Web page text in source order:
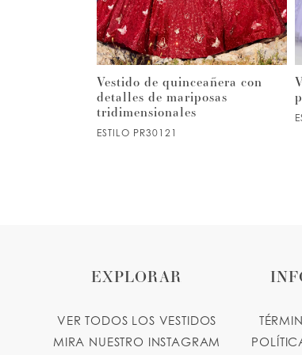
4
5
6
10
11
Vestido de quinceañera con
detalles de mariposas
tridimensionales
ESTILO PR30121
EXPLORAR
VER TODOS LOS VESTIDOS
MIRA NUESTRO INSTAGRAM